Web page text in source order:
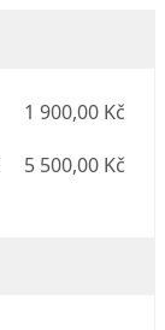
1 900,00 Kč
5 500,00 Kč